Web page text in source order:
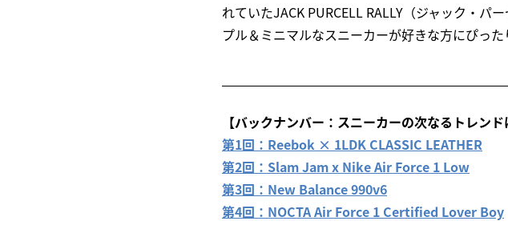
れていたJACK PURCELL RALLY（ジャック・パ
プル＆ミニマルなスニーカーが好きな方にぴった
【バックナンバー：スニーカーの次なるトレンド
第1回：Reebok × 1LDK CLASSIC LEATHER
第2回：Slam Jam x Nike Air Force 1 Low
第3回：New Balance 990v6
第4回：NOCTA Air Force 1 Certified Lover Boy